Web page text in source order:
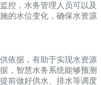
控，水务管理人员可以及
的水位变化，确保水资源
依据，有助于实现水资源
，智慧水务系统能够预测
前做好供水、排水等调度